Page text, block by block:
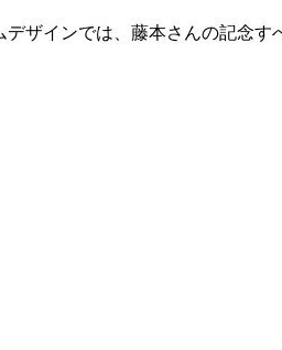
ザインでは、藤本さんの記念